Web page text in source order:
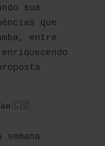
sua
que
entre
🇨🇺
semana